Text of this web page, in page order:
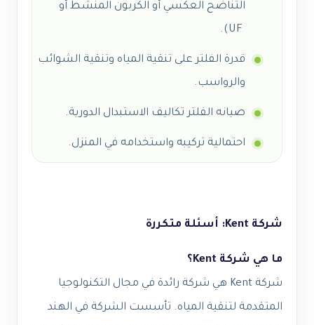
التناضح العكسي أو الكربون المنشط أو
قدرة الفلتر على تنقية المياه وتنقية الشوائب
والرواسب.
صيانه الفلتر تكاليف الاستبدال الدورية.
احتمالية تركيبه واستخدامه في المنزل.
شركة Kent: أسئلة متكررة
ما هي شركة Kent؟
شركة Kent هي شركة رائدة في مجال التكنولوجيا
المتقدمة لتنقية المياه. تأسست الشركة في الهند